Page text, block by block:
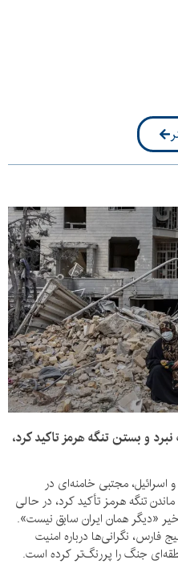
و بستن تنگه هرمز تاکید کرد،
اسرائیل، مجتبی خامنه‌ای در
تنگه هرمز تأکید کرد، در حالی
«دیگر همان ایران سابق نیست».
فارس، نگرانی‌ها درباره امنیت
جنگ را پررنگ‌تر کرده است.